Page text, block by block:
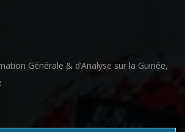
Générale & d’Analyse sur la Guinée,